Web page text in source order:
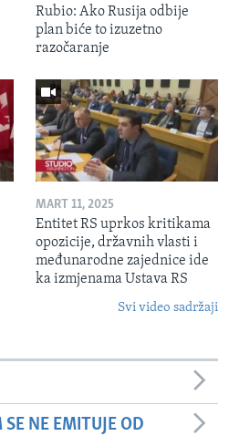
Rubio: Ako Rusija odbije
plan biće to izuzetno
razočaranje
MART 11, 2025
Entitet RS uprkos kritikama
opozicije, državnih vlasti i
međunarodne zajednice ide
ka izmjenama Ustava RS
Svi video sadržaji
NE EMITUJE OD